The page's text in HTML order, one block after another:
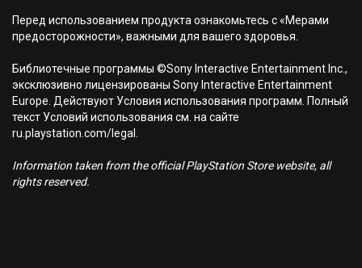
Перед использованием продукта ознакомьтесь с «Мерами
предосторожности», важными для вашего здоровья.
Библиотечные программы ©Sony Interactive Entertainment Inc.,
эксклюзивно лицензированы Sony Interactive Entertainment
Europe. Действуют Условия использования программ. Полный
текст Условий использования см. на сайте
ru.playstation.com/legal.
Information taken from the official PlayStation Store website, all
rights reserved.